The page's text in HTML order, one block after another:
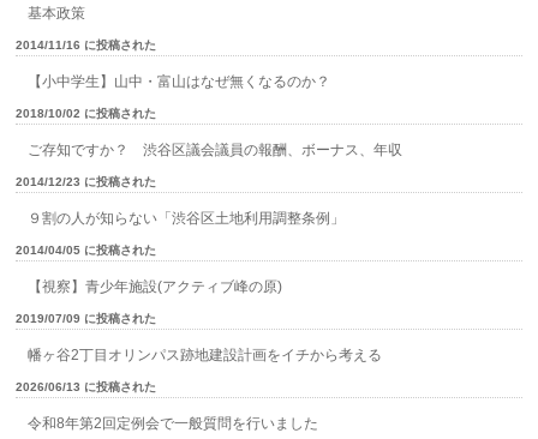
基本政策
2014/11/16 に投稿された
【小中学生】山中・富山はなぜ無くなるのか？
2018/10/02 に投稿された
ご存知ですか？ 渋谷区議会議員の報酬、ボーナス、年収
2014/12/23 に投稿された
９割の人が知らない「渋谷区土地利用調整条例」
2014/04/05 に投稿された
【視察】青少年施設(アクティブ峰の原)
2019/07/09 に投稿された
幡ヶ谷2丁目オリンパス跡地建設計画をイチから考える
2026/06/13 に投稿された
令和8年第2回定例会で一般質問を行いました